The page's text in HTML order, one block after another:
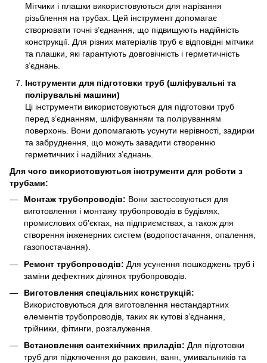
Мітчики і плашки використовуються для нарізання
різьблення на трубах. Цей інструмент допомагає
створювати точні з’єднання, що підвищують надійність
конструкції. Для різних матеріалів труб є відповідні мітчики
та плашки, які гарантують довговічність і герметичність
з’єднань.
Інструменти для підготовки труб (шліфувальні та
полірувальні машини)
Ці інструменти використовуються для підготовки труб
перед з’єднанням, шліфуванням та поліруванням
поверхонь. Вони допомагають усунути нерівності, задирки
та забруднення, що можуть завадити створенню
герметичних і надійних з’єднань.
Для чого використовуються інструменти для роботи з
трубами:
Монтаж трубопроводів: Вони застосовуються для
виготовлення і монтажу трубопроводів в будівлях,
промислових об'єктах, на підприємствах, а також для
створення інженерних систем (водопостачання, опалення,
газопостачання).
Ремонт трубопроводів: Для усунення пошкоджень труб і
заміни дефектних ділянок трубопроводів.
Виготовлення спеціальних конструкцій:
Використовуються для виготовлення нестандартних
елементів трубопроводів, таких як кутові з’єднання,
трійники, фітинги, розгалуження.
Встановлення сантехнічних приладів: Для підготовки
труб для підключення до раковин, ванн, умивальників та